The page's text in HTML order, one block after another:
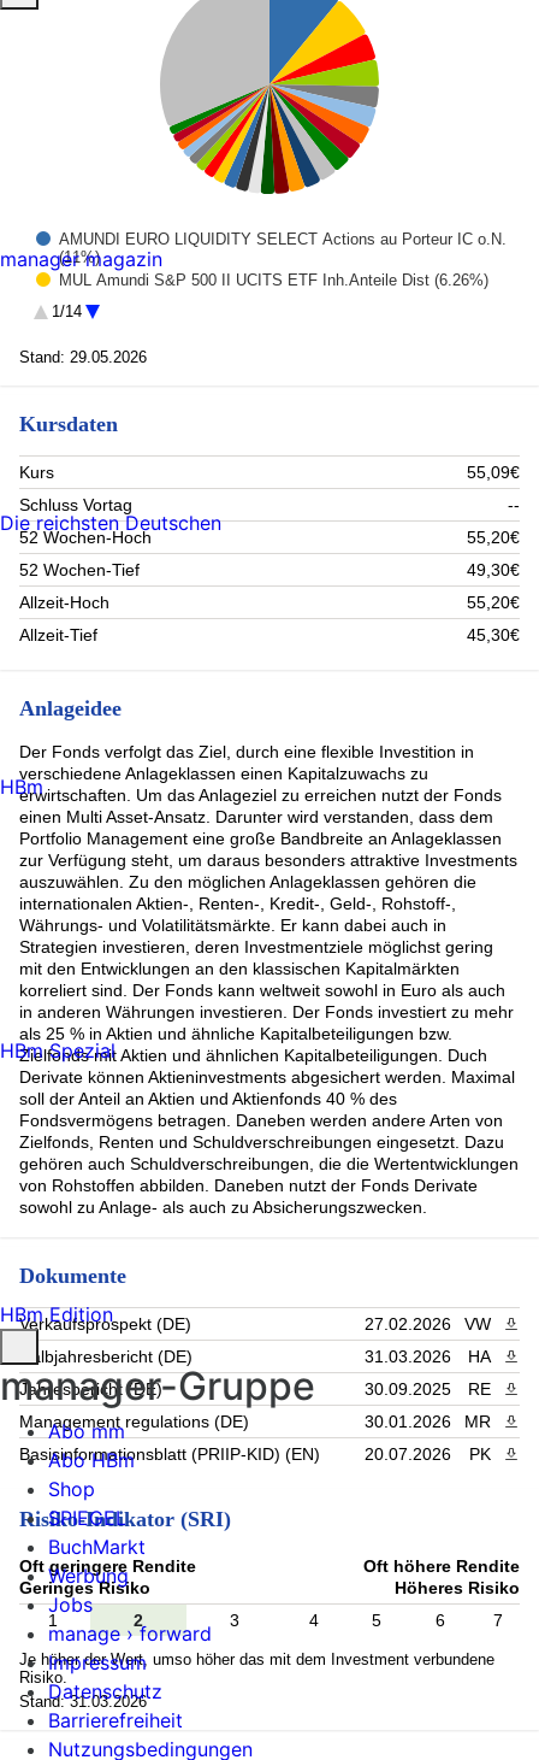
AMUNDI EURO LIQUIDITY SELECT Actions au Porteur IC o.N.
(11%)
MUL Amundi S&P 500 II UCITS ETF Inh.Anteile Dist (6.26%)
INVESCO PHYSICAL MAR (4.05%)
CALLGELD_DEKA_260630_1 (4.01%)
CALLGELD_DZFFM_260630_1 (3.15%)
WELL STRAT EUR EQ-S EUR AC (2.66%)
(2.65%)
Man Fds-Man Euro Corp.Bond (2.49%)
PLENUM CATBDDYN PEOA (2.35%)
CARMIGNAC PORTFOLIO CREDIT (2.2%)
Morgan Stanley Investment Fund (2.08%)
Man-Man Glob.Inv.Grade Opps Reg. Shs I Hgd EUR Acc. oN
(1.87%)
Neuberger Berman US Large Cap (1.86%)
(1.72%)
AXA WORLD FDS-EO CRED.TOT.RET. Namens-Ant. I
Man Fds-Man Dynamic Income Reg.Shs IF Hgd EUR Acc. oN
(1.51%)
Heptagon Fund ICAV - Kopernik (1.44%)
Man Funds VI PLC - Man Emergin (1.4%)
Man Funds PLC - Man Euro Corpo (1.35%)
FIRST TRT G.Frt Tr Al D.T.R Reg. Shs A USD Acc. oN (1.32%)
Man Fds-Man Glbl Cred.Val. Reg.Shs ILF H EUR Acc. oN
(1.3%)
Rest (31.35%)
1/14
Stand: 29.05.2026
Kursdaten
Kurs
55,09€
Schluss Vortag
--
52 Wochen-Hoch
55,20€
52 Wochen-Tief
49,30€
Allzeit-Hoch
55,20€
Allzeit-Tief
45,30€
Anlageidee
Der Fonds verfolgt das Ziel, durch eine flexible Investition in
verschiedene Anlageklassen einen Kapitalzuwachs zu
erwirtschaften. Um das Anlageziel zu erreichen nutzt der Fonds
einen Multi Asset-Ansatz. Darunter wird verstanden, dass dem
Portfolio Management eine große Bandbreite an Anlageklassen
zur Verfügung steht, um daraus besonders attraktive Investments
auszuwählen. Zu den möglichen Anlageklassen gehören die
internationalen Aktien-, Renten-, Kredit-, Geld-, Rohstoff-,
Währungs- und Volatilitätsmärkte. Er kann dabei auch in
Strategien investieren, deren Investmentziele möglichst gering
mit den Entwicklungen an den klassischen Kapitalmärkten
korreliert sind. Der Fonds kann weltweit sowohl in Euro als auch
in anderen Währungen investieren. Der Fonds investiert zu mehr
als 25 % in Aktien und ähnliche Kapitalbeteiligungen bzw.
Zielfonds mit Aktien und ähnlichen Kapitalbeteiligungen. Duch
Derivate können Aktieninvestments abgesichert werden. Maximal
soll der Anteil an Aktien und Aktienfonds 40 % des
Fondsvermögens betragen. Daneben werden andere Arten von
Zielfonds, Renten und Schuldverschreibungen eingesetzt. Dazu
gehören auch Schuldverschreibungen, die die Wertentwicklungen
von Rohstoffen abbilden. Daneben nutzt der Fonds Derivate
sowohl zu Anlage- als auch zu Absicherungszwecken.
Dokumente
Verkaufsprospekt (DE) 27.02.2026 VW
Halbjahresbericht (DE)
31.03.2026 HA
Jahresbericht (DE)
30.09.2025 RE
Management regulations (DE)
30.01.2026 MR
Basisinformationsblatt (PRIIP-KID) (EN)
20.07.2026 PK
Risiko-Indikator (SRI)
Oft geringere Rendite
Geringes Risiko
Oft höhere Rendite
Höheres Risiko
1
2 3 4 5 6 7
Je höher der Wert, umso höher das mit dem Investment verbundene
Risiko.
Stand: 31.03.2026
manager magazin
Die reichsten Deutschen
HBm
HBm Spezial
HBm Edition
manager-Gruppe
Abo mm
Abo HBm
Shop
SPIEGEL
BuchMarkt
Werbung
Jobs
manage › forward
Impressum
Datenschutz
Barrierefreiheit
Nutzungsbedingungen